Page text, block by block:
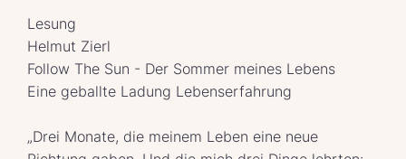
Lesung
Helmut Zierl
Follow The Sun - Der Sommer meines Lebens
Eine geballte Ladung Lebenserfahrung
„Drei Monate, die meinem Leben eine neue